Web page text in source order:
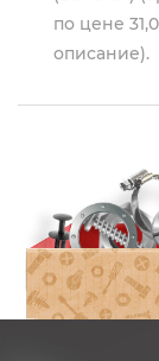
по цене
описание).